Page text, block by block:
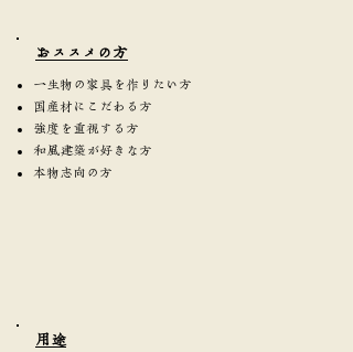
​おススメの方
一生物の家具を作りたい方
国産材にこだわる方
強度を重視する方
和風建築が好きな方
本物志向の方
​用途